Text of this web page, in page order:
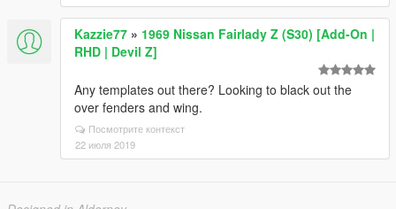
Kazzie77 » 1969 Nissan Fairlady Z (S30) [Add-On |
RHD | Devil Z]
Any templates out there? Looking to black out the
over fenders and wing.
Посмотрите контекст
22 июля 2019